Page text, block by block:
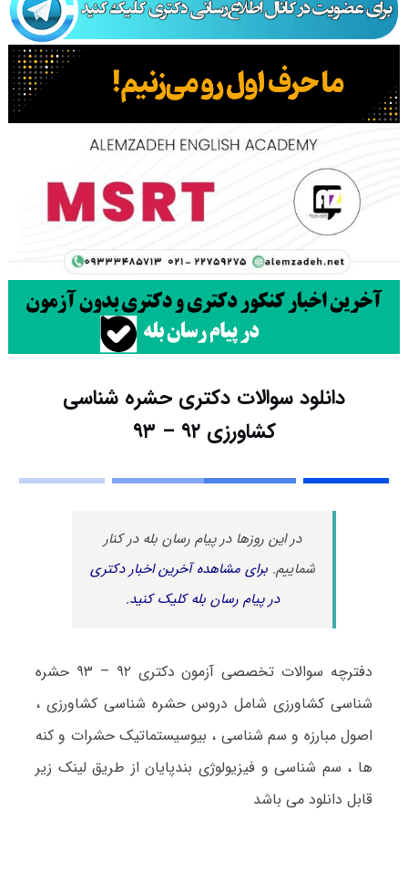
دانلود سوالات دکتری حشره شناسی
کشاورزی ۹۲ – ۹۳
در این روزها در پیام رسان بله در کنار
شماییم.برای مشاهده آخرین اخبار دکتری
در پیام رسان بله کلیک کنید.
دفترچه سوالات تخصصی آزمون دکتری ۹۲ – ۹۳ حشره
شناسی کشاورزی شامل دروس حشره شناسی کشاورزی ،
اصول مبارزه و سم شناسی ، بیوسیستماتیک حشرات و کنه
ها ، سم شناسی و فیزیولوژی بندپایان از طریق لینک زیر
قابل دانلود می باشد